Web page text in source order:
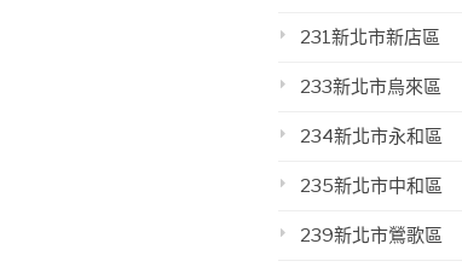
231新北市新店區
233新北市烏來區
234新北市永和區
235新北市中和區
239新北市鶯歌區